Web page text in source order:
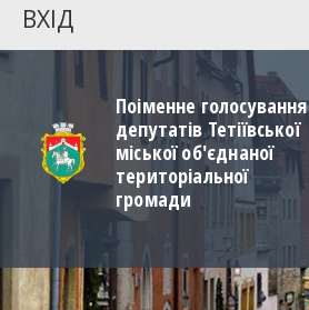
ВХІД
Поіменне голосування
депутатів Тетіївської
міської об'єднаної
територіальної
громади